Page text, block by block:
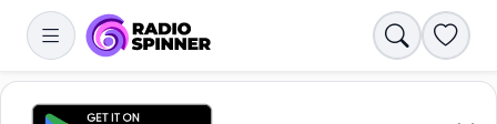
Search